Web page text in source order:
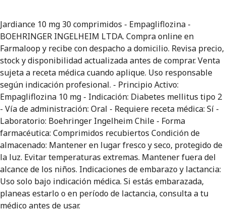
Jardiance 10 mg 30 comprimidos - Empagliflozina -
BOEHRINGER INGELHEIM LTDA. Compra online en
Farmaloop y recibe con despacho a domicilio. Revisa precio,
stock y disponibilidad actualizada antes de comprar. Venta
sujeta a receta médica cuando aplique. Uso responsable
según indicación profesional. - Principio Activo:
Empagliflozina 10 mg - Indicación: Diabetes mellitus tipo 2
- Vía de administración: Oral - Requiere receta médica: Sí -
Laboratorio: Boehringer Ingelheim Chile - Forma
farmacéutica: Comprimidos recubiertos Condición de
almacenado: Mantener en lugar fresco y seco, protegido de
la luz. Evitar temperaturas extremas. Mantener fuera del
alcance de los niños. Indicaciones de embarazo y lactancia:
Uso solo bajo indicación médica. Si estás embarazada,
planeas estarlo o en período de lactancia, consulta a tu
médico antes de usar.